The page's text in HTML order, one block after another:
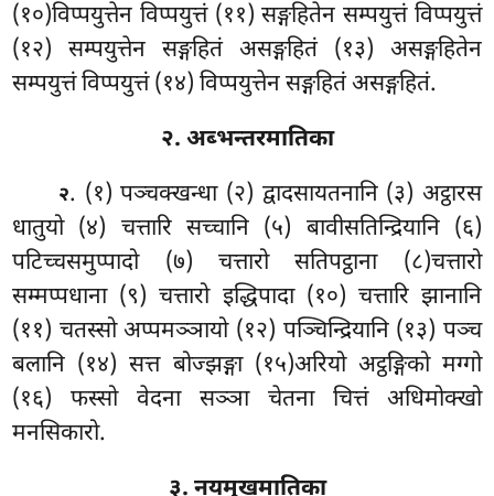
(१०)विप्पयुत्तेन विप्पयुत्तं (११) सङ्गहितेन सम्पयुत्तं विप्पयुत्तं
(१२) सम्पयुत्तेन सङ्गहितं असङ्गहितं (१३) असङ्गहितेन
सम्पयुत्तं विप्पयुत्तं (१४) विप्पयुत्तेन सङ्गहितं असङ्गहितं.
२. अब्भन्तरमातिका
२. (१) पञ्चक्खन्धा (२) द्वादसायतनानि (३) अट्ठारस
धातुयो (४) चत्तारि सच्चानि (५) बावीसतिन्द्रियानि (६)
पटिच्चसमुप्पादो (७) चत्तारो सतिपट्ठाना (८)चत्तारो
सम्मप्पधाना (९) चत्तारो इद्धिपादा (१०) चत्तारि झानानि
(११) चतस्सो अप्पमञ्ञायो (१२) पञ्चिन्द्रियानि (१३) पञ्च
बलानि (१४) सत्त बोज्झङ्गा (१५)अरियो अट्ठङ्गिको मग्गो
(१६) फस्सो वेदना सञ्ञा चेतना चित्तं अधिमोक्खो
मनसिकारो.
३. नयमुखमातिका